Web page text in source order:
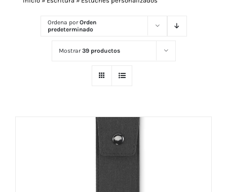
Navidad 🎄 Invierno
Ordena porOrden
predeterminado
Mostrar39 productos